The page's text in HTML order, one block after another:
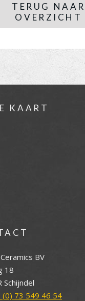
TERUG NAAR
OVERZICHT
KAART
BV
18
Schijndel
(0) 73 549 46 54